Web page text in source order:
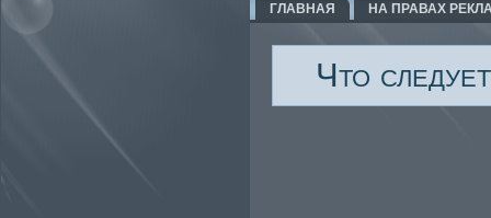
ГЛАВНАЯ НА ПРАВАХ
Что